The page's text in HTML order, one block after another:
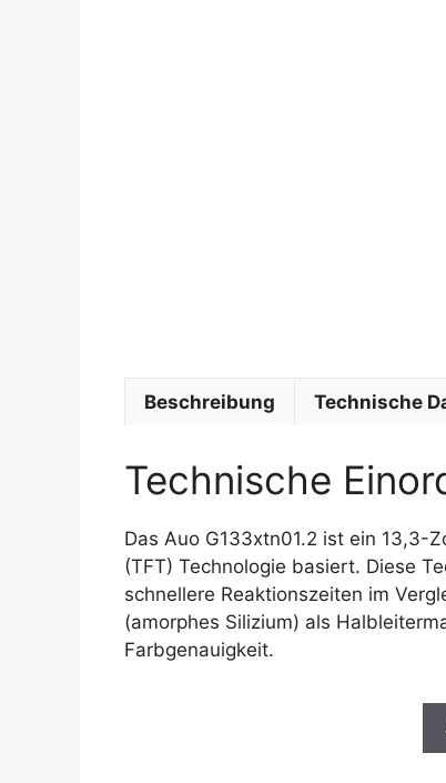
Beschreibung Technische
Technische
Das Auo G133xtn01.2 ist ein 13,3-
(TFT) Technologie basiert. Diese
schnellere Reaktionszeiten im
(amorphes Silizium) als
Farbgenauigkeit.